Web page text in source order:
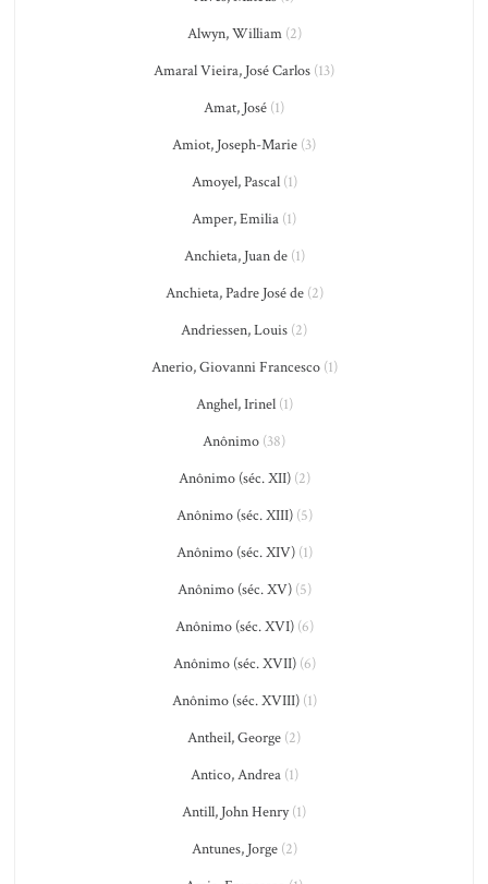
Alwyn, William(2)
Amaral Vieira, José Carlos (13)
Amat, José (1)
Amiot, Joseph-Marie (3)
Amoyel, Pascal(1)
Amper, Emilia (1)
Anchieta, Juan de(1)
Anchieta, Padre José de(2)
Andriessen, Louis (2)
Anerio, Giovanni Francesco(1)
Anghel, Irinel(1)
Anônimo (38)
Anônimo (séc. XII)(2)
Anônimo (séc. XIII)(5)
Anônimo (séc. XIV)(1)
Anônimo (séc. XV)(5)
Anônimo (séc. XVI)(6)
Anônimo (séc. XVII)(6)
Anônimo (séc. XVIII)(1)
Antheil, George (2)
Antico, Andrea(1)
Antill, John Henry(1)
Antunes, Jorge(2)